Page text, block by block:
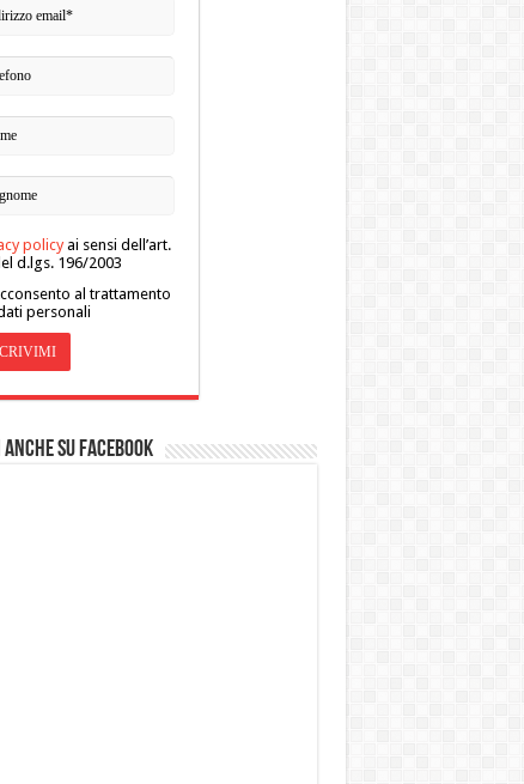
policyai sensi dell’art.
d.lgs. 196/2003
al trattamento
personali
anche su Facebook